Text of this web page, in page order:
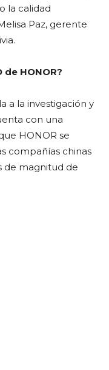
la calidad
Paz, gerente
HONOR?
a la investigación y
con una
HONOR se
compañías chinas
de magnitud de